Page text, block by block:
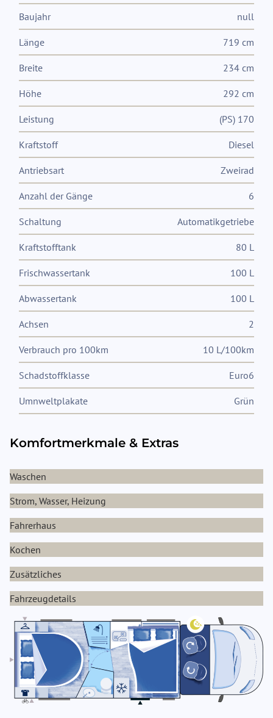
Baujahr null
Länge 719 cm
Breite 234 cm
Höhe 292 cm
Leistung (PS) 170
Kraftstoff Diesel
Antriebsart Zweirad
Anzahl der Gänge 6
Schaltung Automatikgetriebe
Kraftstofftank 80 L
Frischwassertank 100 L
Abwassertank 100 L
Achsen 2
Verbrauch pro 100km 10 L/100km
Schadstoffklasse Euro6
Umnweltplakate Grün
Komfortmerkmale & Extras
Waschen
Strom, Wasser, Heizung
Fahrerhaus
Kochen
Zusätzliches
Fahrzeugdetails